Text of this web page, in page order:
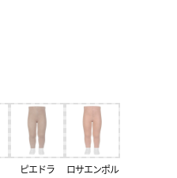
ピエドラ
ロサエンポル